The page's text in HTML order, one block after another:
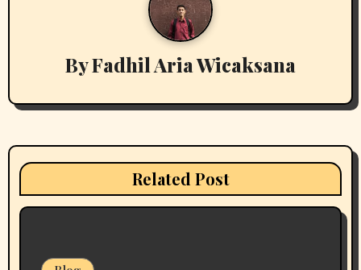
g
ByFadhil Aria Wicaksana
Related Post